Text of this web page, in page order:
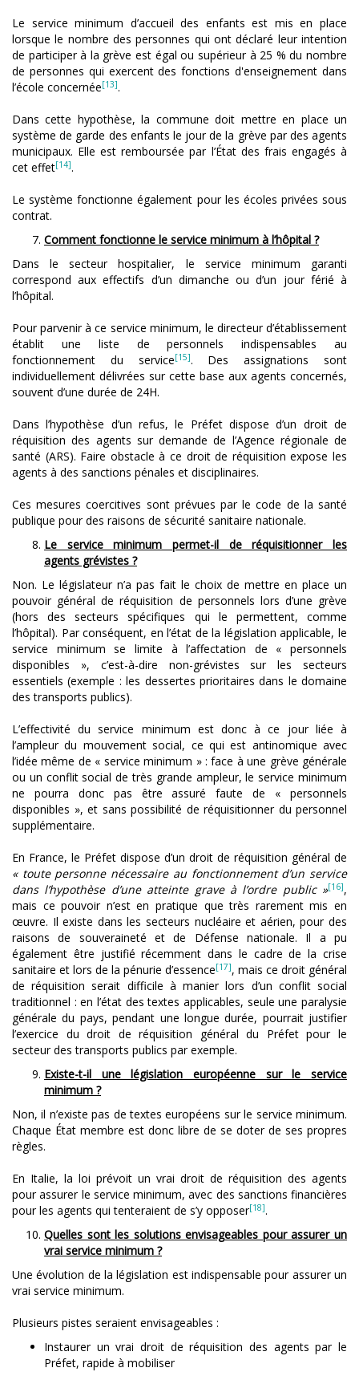
Le service minimum d’accueil des enfants est mis en place
lorsque le nombre des personnes qui ont déclaré leur intention
de participer à la grève est égal ou supérieur à 25 % du nombre
de personnes qui exercent des fonctions d'enseignement dans
l’école concernée[13].
Dans cette hypothèse, la commune doit mettre en place un
système de garde des enfants le jour de la grève par des agents
municipaux. Elle est remboursée par l’État des frais engagés à
cet effet[14].
Le système fonctionne également pour les écoles privées sous
contrat.
Comment fonctionne le service minimum à l’hôpital ?
Dans le secteur hospitalier, le service minimum garanti
correspond aux effectifs d’un dimanche ou d’un jour férié à
l’hôpital.
Pour parvenir à ce service minimum, le directeur d’établissement
établit une liste de personnels indispensables au
fonctionnement du service[15]. Des assignations sont
individuellement délivrées sur cette base aux agents concernés,
souvent d’une durée de 24H.
Dans l’hypothèse d’un refus, le Préfet dispose d’un droit de
réquisition des agents sur demande de l’Agence régionale de
santé (ARS). Faire obstacle à ce droit de réquisition expose les
agents à des sanctions pénales et disciplinaires.
Ces mesures coercitives sont prévues par le code de la santé
publique pour des raisons de sécurité sanitaire nationale.
Le service minimum permet-il de réquisitionner les
agents grévistes ?
Non. Le législateur n’a pas fait le choix de mettre en place un
pouvoir général de réquisition de personnels lors d’une grève
(hors des secteurs spécifiques qui le permettent, comme
l’hôpital). Par conséquent, en l’état de la législation applicable, le
service minimum se limite à l’affectation de « personnels
disponibles », c’est-à-dire non-grévistes sur les secteurs
essentiels (exemple : les dessertes prioritaires dans le domaine
des transports publics).
L’effectivité du service minimum est donc à ce jour liée à
l’ampleur du mouvement social, ce qui est antinomique avec
l’idée même de « service minimum » : face à une grève générale
ou un conflit social de très grande ampleur, le service minimum
ne pourra donc pas être assuré faute de « personnels
disponibles », et sans possibilité de réquisitionner du personnel
supplémentaire.
En France, le Préfet dispose d’un droit de réquisition général de
« toute personne nécessaire au fonctionnement d’un service
dans l’hypothèse d’une atteinte grave à l’ordre public »[16],
mais ce pouvoir n’est en pratique que très rarement mis en
œuvre. Il existe dans les secteurs nucléaire et aérien, pour des
raisons de souveraineté et de Défense nationale. Il a pu
également être justifié récemment dans le cadre de la crise
sanitaire et lors de la pénurie d’essence[17], mais ce droit général
de réquisition serait difficile à manier lors d’un conflit social
traditionnel : en l’état des textes applicables, seule une paralysie
générale du pays, pendant une longue durée, pourrait justifier
l’exercice du droit de réquisition général du Préfet pour le
secteur des transports publics par exemple.
Existe-t-il une législation européenne sur le service
minimum ?
Non, il n’existe pas de textes européens sur le service minimum.
Chaque État membre est donc libre de se doter de ses propres
règles.
En Italie, la loi prévoit un vrai droit de réquisition des agents
pour assurer le service minimum, avec des sanctions financières
pour les agents qui tenteraient de s’y opposer[18].
Quelles sont les solutions envisageables pour assurer un
vrai service minimum ?
Une évolution de la législation est indispensable pour assurer un
vrai service minimum.
Plusieurs pistes seraient envisageables :
Instaurer un vrai droit de réquisition des agents par le
Préfet, rapide à mobiliser